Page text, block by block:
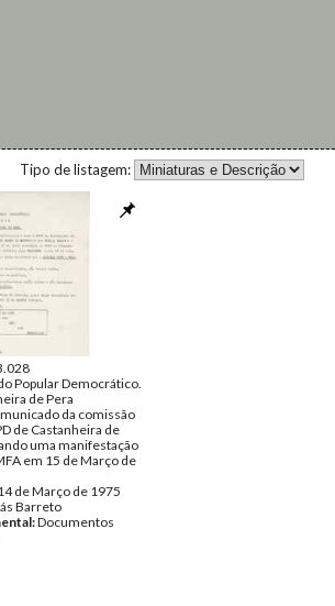
Tipo de listagem:
Popular Democrático.
de Pera
da comissão
de Castanheira de
uma manifestação
em 15 de Março de
de Março de 1975
Barreto
Documentos